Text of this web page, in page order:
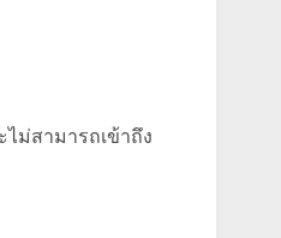
ม่สามารถเข้าถึง